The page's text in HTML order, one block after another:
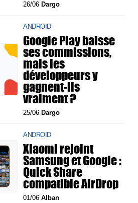
26/06 Dargo
ANDROID
Google Play baisse
ses commissions,
mais les
développeurs y
gagnent-ils
vraiment ?
25/06 Dargo
ANDROID
Xiaomi rejoint
Samsung et Google :
Quick Share
compatible AirDrop
01/06Alban